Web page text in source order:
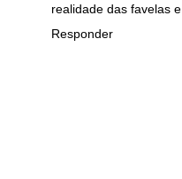
realidade das favelas
Responder